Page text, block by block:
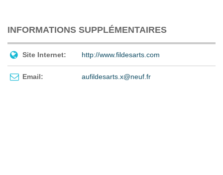
INFORMATIONS SUPPLÉMENTAIRES
Site Internet: http://www.fildesarts.com
Email: aufildesarts.x@neuf.fr